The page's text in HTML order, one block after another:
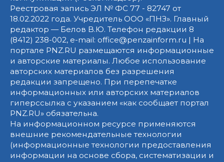
Реестровая запись ЭЛ № ФС 77 - 82747 от
18.02.2022 года. Учредитель ООО «ПНЗ». Главный
редактор — Белов В.Ю. Телефон редакции 8
(8412) 238-002, e-mail: office@penzainform.ru | На
портале PNZ.RU размещаются информационные
и авторские материалы. Любое использование
авторских материалов без разрешения
редакции запрещено. При перепечатке
информационных или авторских материалов
гиперссылка с указанием «как сообщает портал
PNZ.RU» обязательна.
На информационном ресурсе применяются
внешние рекомендательные технологии
(информационные технологии предоставления
информации на основе сбора, систематизации и